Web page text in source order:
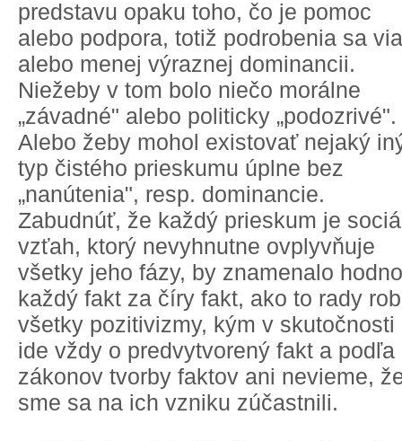
predstavu opaku toho, čo je pomoc
alebo podpora, totiž podrobenia sa
alebo menej výraznej dominancii.
Niežeby v tom bolo niečo morálne
„závadné" alebo politicky „podozrivé".
Alebo žeby mohol existovať nejaký
typ čistého prieskumu úplne bez
„nanútenia", resp. dominancie.
Zabudnúť, že každý prieskum je
vzťah, ktorý nevyhnutne ovplyvňuje
všetky jeho fázy, by znamenalo
každý fakt za číry fakt, ako to rady
všetky pozitivizmy, kým v skutočnosti
ide vždy o predvytvorený fakt a podľa
zákonov tvorby faktov ani nevieme,
sme sa na ich vzniku zúčastnili.